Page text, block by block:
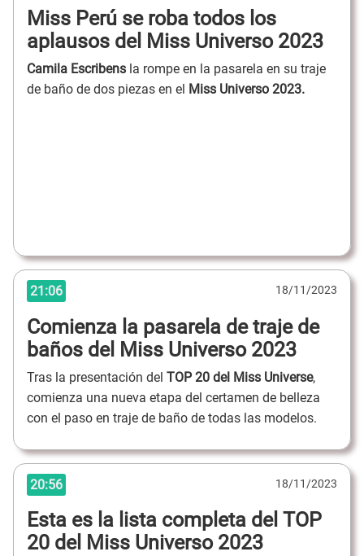
Miss Perú se roba todos los
aplausos del Miss Universo 2023
Camila Escribens la rompe en la pasarela en su traje
de baño de dos piezas en el Miss Universo 2023.
21:06 18/11/2023
Comienza la pasarela de traje de
baños del Miss Universo 2023
Tras la presentación del TOP 20 del Miss Universe,
comienza una nueva etapa del certamen de belleza
con el paso en traje de baño de todas las modelos.
20:56 18/11/2023
Esta es la lista completa del TOP
20 del Miss Universo 2023